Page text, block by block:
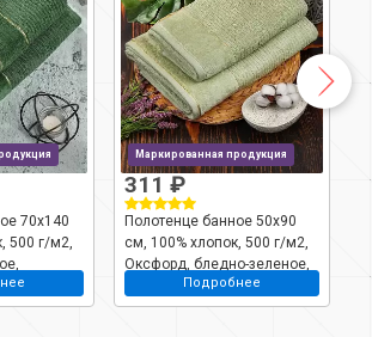
70х140
500 г/м2,
Маркированная продукция
311 ₽
Полотенце банное 50х90
см, 100% хлопок, 500 г/м2,
Оксфорд, бледно-зеленое,
Узбекистан, 532025090
Подробнее